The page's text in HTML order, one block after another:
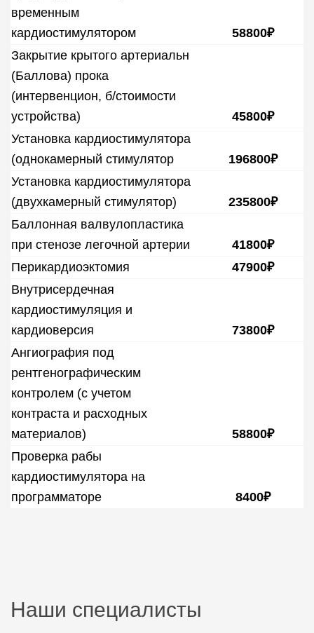
временным
кардиостимулятором
58800₽
Закрытие крытого артериальн
(Баллова) прока
(интервенцион, б/стоимости
устройства)
45800₽
Установка кардиостимулятора
(однокамерный стимулятор
196800₽
Установка кардиостимулятора
(двухкамерный стимулятор)
235800₽
Баллонная валвулопластика
при стенозе легочной артерии
41800₽
Перикардиоэктомия
47900₽
Внутрисердечная
кардиостимуляция и
кардиоверсия
73800₽
Ангиография под
рентгенографическим
контролем (с учетом
контраста и расходных
материалов)
58800₽
Проверка рабы
кардиостимулятора на
программаторе
8400₽
Наши специалисты